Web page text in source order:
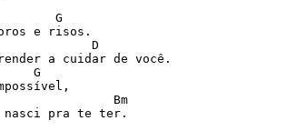
G
e risos.
D
a cuidar de você.
G
Bm
nasci pra te ter.